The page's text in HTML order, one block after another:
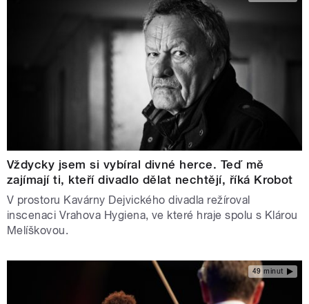
Vždycky jsem si vybíral divné herce. Teď mě
zajímají ti, kteří divadlo dělat nechtějí, říká Krobot
V prostoru Kavárny Dejvického divadla režíroval
inscenaci Vrahova Hygiena, ve které hraje spolu s Klárou
Melíškovou.
49 minut